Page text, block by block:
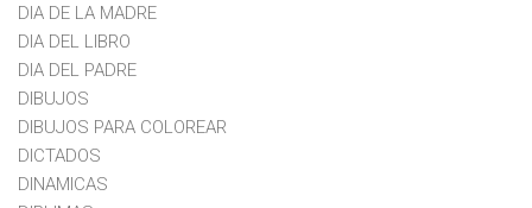
DIA DE LA MADRE
DIA DEL LIBRO
DIA DEL PADRE
DIBUJOS
DIBUJOS PARA COLOREAR
DICTADOS
DINAMICAS